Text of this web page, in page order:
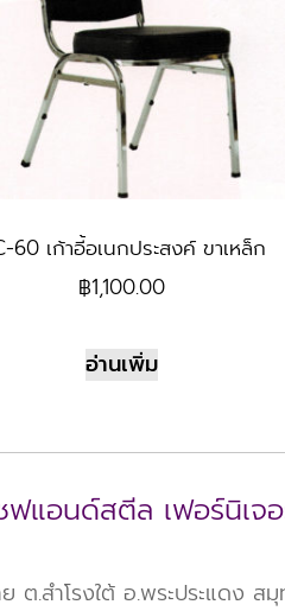
60 เก้าอี้อเนกประสงค์ ขาเหล็ก
฿1,100.00
อ่านเพิ่ม
แอนด์สตีล เฟอร์นิเจ
.สำโรงใต้ อ.พระประแดง สมุ